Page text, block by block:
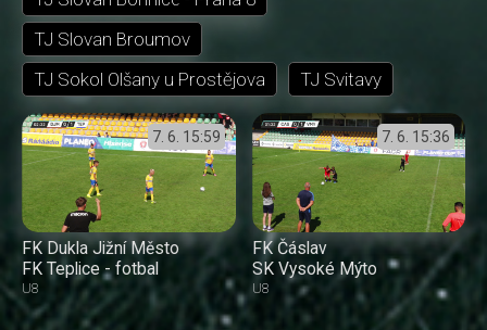
TJ Slovan Broumov
TJ Sokol Olšany u Prostějova
TJ Svitavy
7. 6. 15:59
FK Dukla Jižní Město
FK Teplice - fotbal
U8
7. 6. 15:36
FK Čáslav
SK Vysoké Mýto
U8